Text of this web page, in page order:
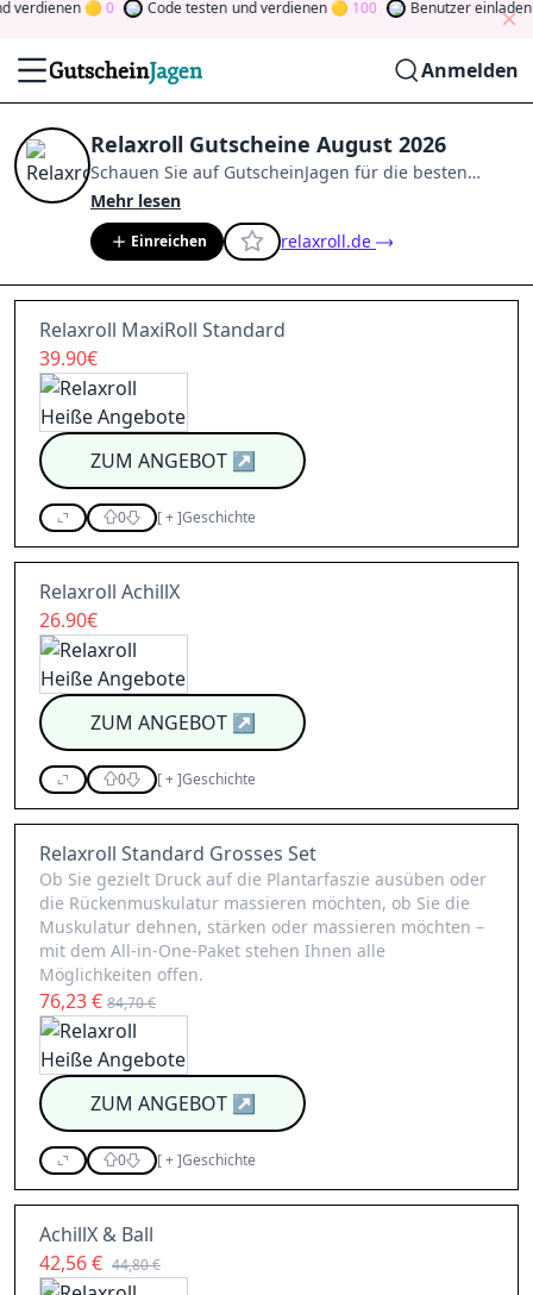
0 Code testen und verdienen 100 Benutzer einladen
Anmelden
Relaxroll Gutscheine August 2026
Schauen Sie auf GutscheinJagen für die besten
Relaxroll-Angebote im
Mitglied der Community
indem Sie durch Abstimmen, Testen, Teilen und
mehr beitragen.
Drehen Sie den Glücksklee
gewinnen Sie Geld
Mehr lesen
Einreichen relaxroll.de
Relaxroll MaxiRoll Standard
39.90€
ZUM ANGEBOT↗
0 [+]Geschichte
Relaxroll AchillX
26.90€
ZUM ANGEBOT↗
0 [+]Geschichte
Relaxroll Standard Grosses Set
Ob Sie gezielt Druck auf die Plantarfaszie ausüben oder
die Rückenmuskulatur massieren möchten, ob Sie die
Muskulatur dehnen, stärken oder massieren möchten –
mit dem All-in-One-Paket stehen Ihnen alle
Möglichkeiten offen.
76,23 € 84,70 €
ZUM ANGEBOT↗
0 [+]Geschichte
AchillX & Ball
42,56 € 44,80 €